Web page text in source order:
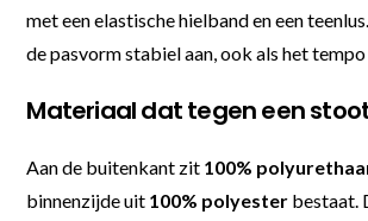
met een elastische hielband en een
de pasvorm stabiel aan, ook als het
Materiaal dat tegen een
Aan de buitenkant zit 100%
binnenzijde uit 100% polyester bestaat.